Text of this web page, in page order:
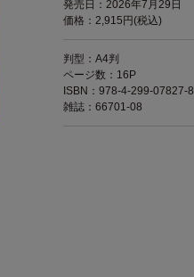
発売日：2026年7月29日
価格：2,915円(税込)
判型：A4判
ページ数：16P
ISBN：978-4-299-07827-8
雑誌：66701-08